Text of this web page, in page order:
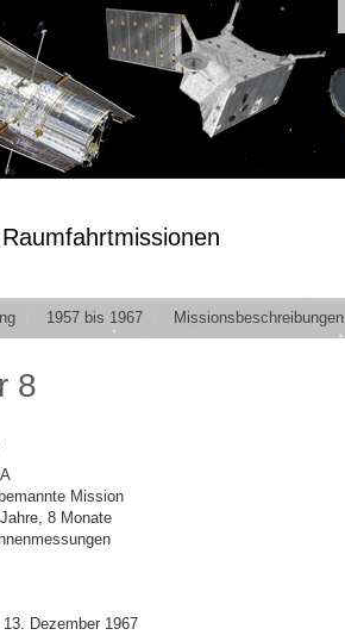
1957 bis 1967 Missionsbeschreibungen
8
Mission
8 Monate
13. Dezember 1967